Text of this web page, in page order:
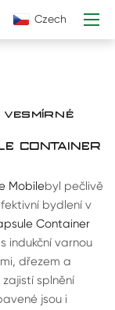
Czech
CONTAINER
Mobilebyl pečlivě
bydlení v
Container
indukční varnou
dřezem a
splnění
jsou i